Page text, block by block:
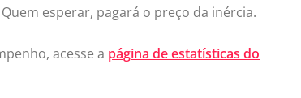
esperar, pagará o preço da inércia.
acesse a página de estatísticas do